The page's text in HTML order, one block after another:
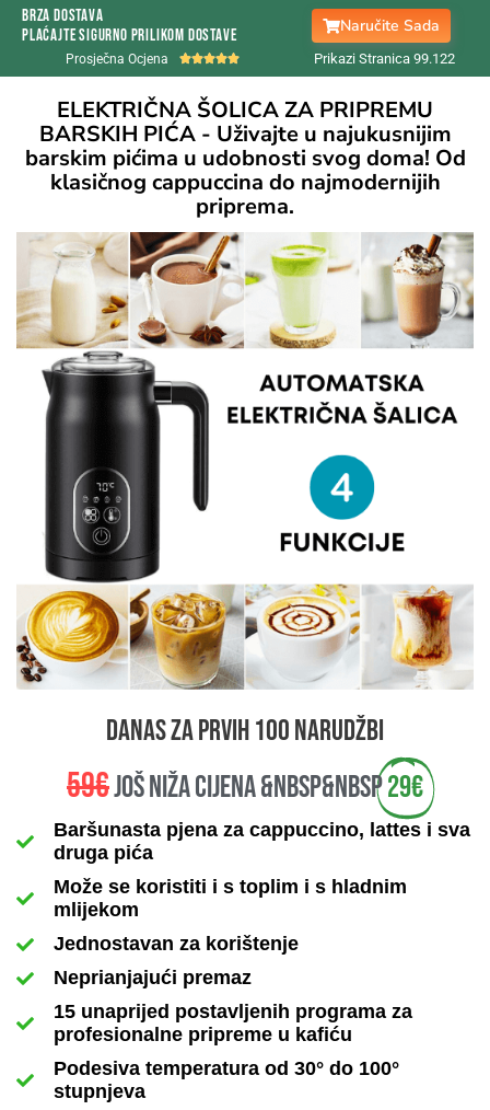
Brza Dostava
Plaćajte sigurno prilikom dostave
Naručite Sada
Prosječna Ocjena  Prikazi Stranica 99.122
ELEKTRIČNA ŠOLICA ZA PRIPREMU
BARSKIH PIĆA - Uživajte u najukusnijim
barskim pićima u udobnosti svog doma! Od
klasičnog cappuccina do najmodernijih
priprema.
danas za prvih 100 narudžbi
59€još niža cijena &nbsp&nbsp29€
Baršunasta pjena za cappuccino, lattes i sva
druga pića
Može se koristiti i s toplim i s hladnim
mlijekom
Jednostavan za korištenje
Neprianjajući premaz
15 unaprijed postavljenih programa za
profesionalne pripreme u kafiću
Podesiva temperatura od 30° do 100°
stupnjeva